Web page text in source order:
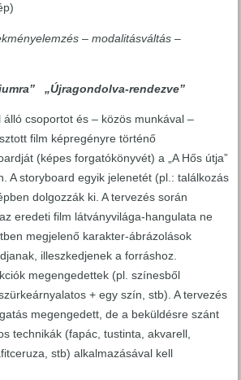
– modalitásváltás –
„Újragondolva-rendezve”
csoportot és – közös munkával –
film képregényre történő
(képes forgatókönyvét) a „A Hős útja”
A storyboard egyik jelenetét (pl.: találkozás
dolgozzák ki. A tervezés során
eredeti film látványvilága-hangulata ne
megjelenő karakter-ábrázolások
illeszkedjenek a forráshoz.
megengedettek (pl. színesből
+ egy szín, stb). A tervezés
megengedett, de a beküldésre szánt
technikák (fapác, tustinta, akvarell,
stb) alkalmazásával kell